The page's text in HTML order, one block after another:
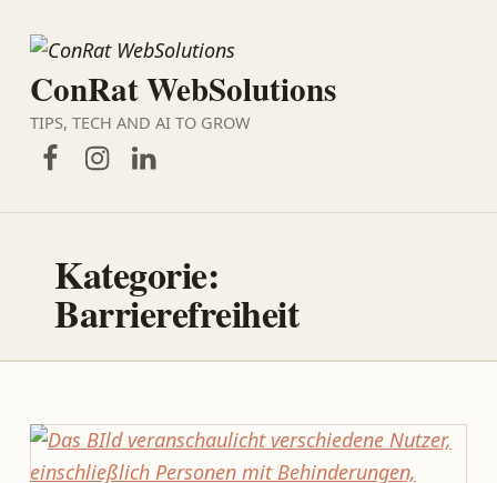
ConRat WebSolutions
TIPS, TECH AND AI TO GROW
Facebook
Instagram
LinkedIn
Kategorie:
Barrierefreiheit